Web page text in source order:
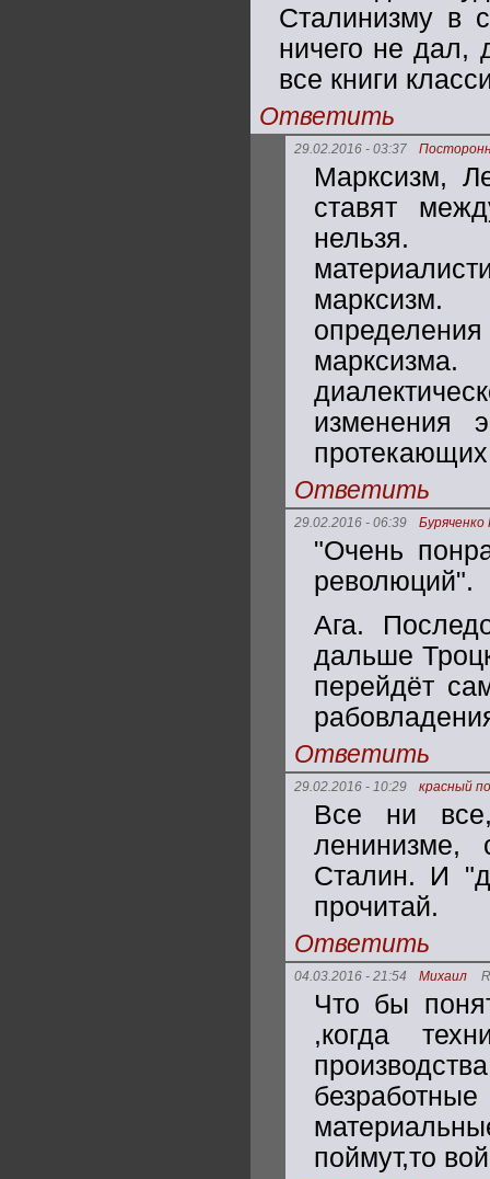
Сталинизму в
ничего не дал,
все книги
Ответить
29.02.2016 - 03:37
Марксизм,
ставят
нельзя.
марксизм.
изменения
Ответить
29.02.2016 - 06:39
"Очень
революций".
Ага.
дальше
перейдёт
Ответить
29.02.2016 - 10:29 красный
Все ни
Сталин. И
прочитай.
Ответить
04.03.2016 - 21:54 Михаил
Что бы
,когда
поймут,то